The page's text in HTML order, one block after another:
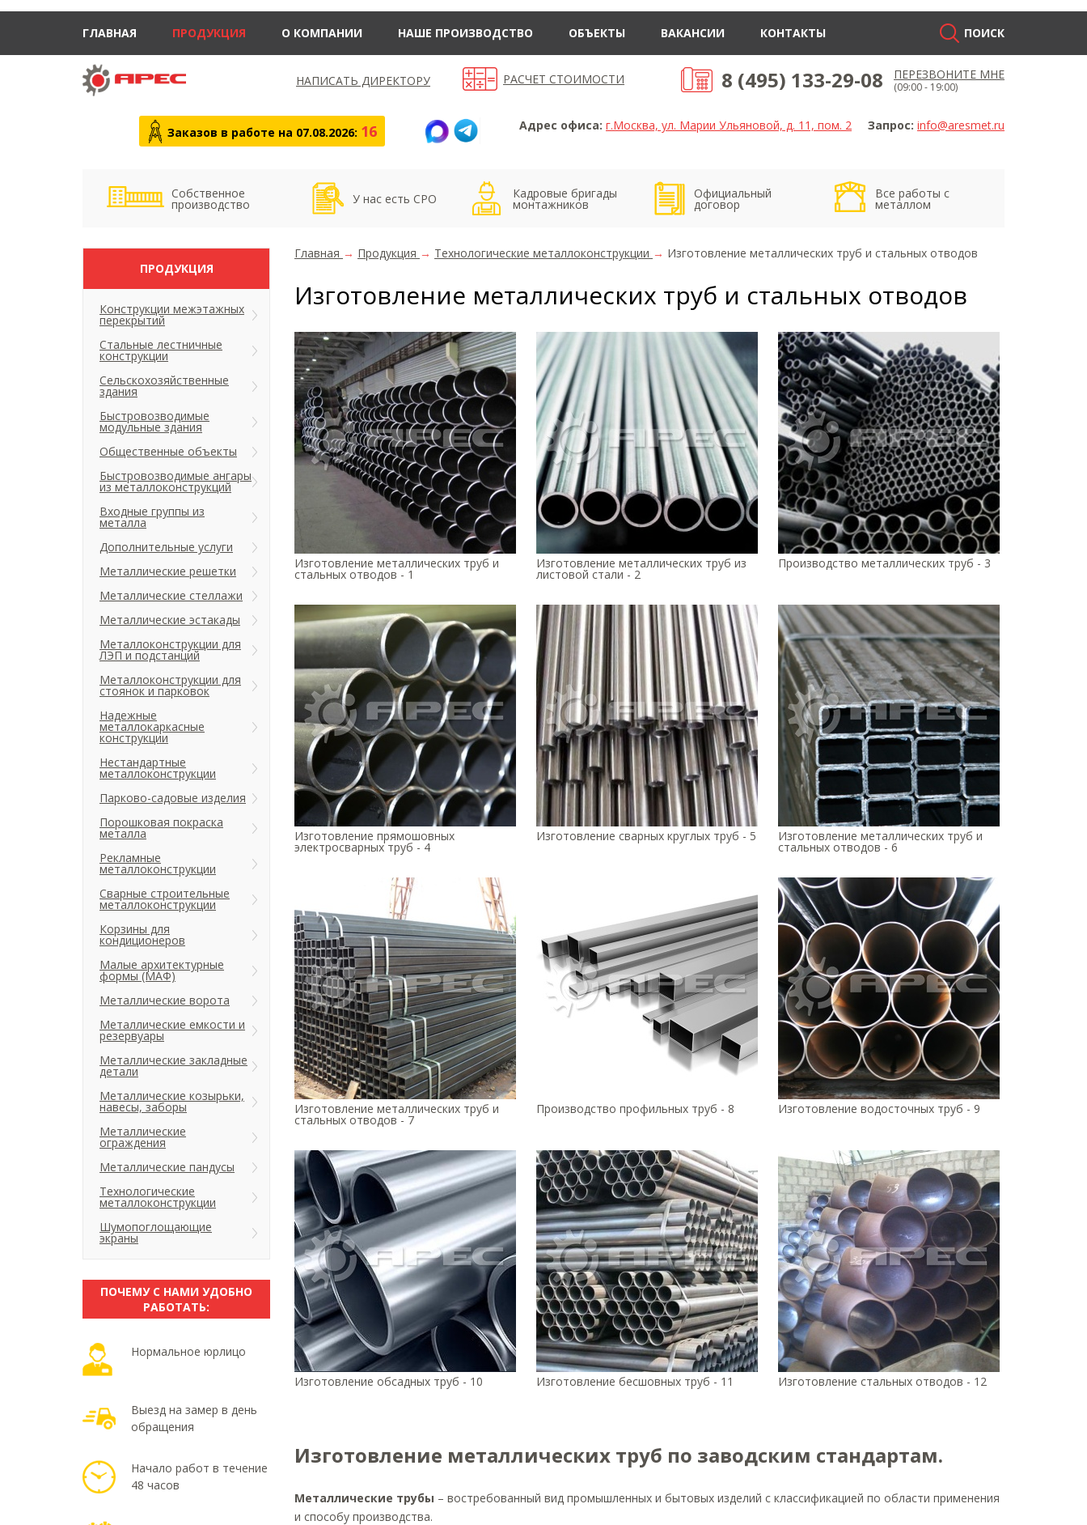
ГЛАВНАЯ ПРОДУКЦИЯ О КОМПАНИИ НАШЕ ПРОИЗВОДСТВО ОБЪЕКТЫ ВАКАНСИИ КОНТАКТЫ ПОИСК
НАПИСАТЬ ДИРЕКТОРУ РАСЧЕТ СТОИМОСТИ 8 (495) 133-29-08 ПЕРЕЗВОНИТЕ МНЕ
(09:00 - 19:00)
Адрес офиса: г.Москва, ул. Марии Ульяновой, д. 11, пом. 2 Запрос: info@aresmet.ru
Заказов в работе на 07.08.2026: 16
Собственное
производство У нас есть СРО Кадровые бригады
монтажников
Официальный
договор
Все работы с
металлом
Главная → Продукция → Технологические металлоконструкции → Изготовление металлических труб и стальных отводов
Изготовление металлических труб и стальных отводов
Изготовление металлических труб и
стальных отводов - 1
Изготовление металлических труб из
листовой стали - 2
Производство металлических труб - 3
Изготовление прямошовных
электросварных труб - 4
Изготовление сварных круглых труб - 5 Изготовление металлических труб и
стальных отводов - 6
Изготовление металлических труб и
стальных отводов - 7
Производство профильных труб - 8 Изготовление водосточных труб - 9
Изготовление обсадных труб - 10 Изготовление бесшовных труб - 11 Изготовление стальных отводов - 12
Изготовление металлических труб по заводским стандартам.
Металлические трубы – востребованный вид промышленных и бытовых изделий с классификацией по области применения
и способу производства.
ПРОДУКЦИЯ
Конструкции межэтажных
перекрытий
Стальные лестничные
конструкции
Сельскохозяйственные
здания
Быстровозводимые
модульные здания
Общественные объекты
Быстровозводимые ангары
из металлоконструкций
Входные группы из
металла
Дополнительные услуги
Металлические решетки
Металлические стеллажи
Металлические эстакады
Металлоконструкции для
ЛЭП и подстанций
Металлоконструкции для
стоянок и парковок
Надежные
металлокаркасные
конструкции
Нестандартные
металлоконструкции
Парково-садовые изделия
Порошковая покраска
металла
Рекламные
металлоконструкции
Сварные строительные
металлоконструкции
Корзины для
кондиционеров
Малые архитектурные
формы (МАФ)
Металлические ворота
Металлические емкости и
резервуары
Металлические закладные
детали
Металлические козырьки,
навесы, заборы
Металлические
ограждения
Металлические пандусы
Технологические
металлоконструкции
Шумопоглощающие
экраны
ПОЧЕМУ С НАМИ УДОБНО
РАБОТАТЬ:
Нормальное юрлицо
Выезд на замер в день
обращения
Начало работ в течение
48 часов